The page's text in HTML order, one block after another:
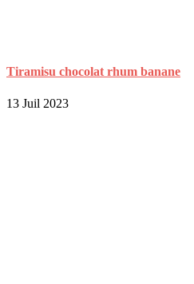
Tiramisu chocolat rhum banane
13 Juil 2023